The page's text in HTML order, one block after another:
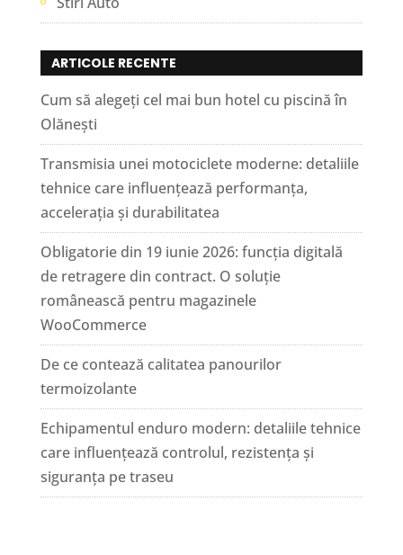
ARTICOLE RECENTE
Cum să alegeți cel mai bun hotel cu piscină în
Olănești
Transmisia unei motociclete moderne: detaliile
tehnice care influențează performanța,
accelerația și durabilitatea
Obligatorie din 19 iunie 2026: funcția digitală
de retragere din contract. O soluție
românească pentru magazinele
WooCommerce
De ce contează calitatea panourilor
termoizolante
Echipamentul enduro modern: detaliile tehnice
care influențează controlul, rezistența și
siguranța pe traseu